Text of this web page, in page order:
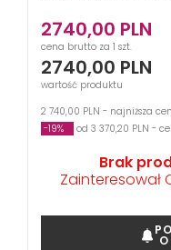
2740,00 PLN
cena brutto za 1 szt.
2740,00 PLN
wartość produktu
2 740,00 PLN - najniższa
-19%
od 3 370,20 PLN -
Brak
Zainteresował